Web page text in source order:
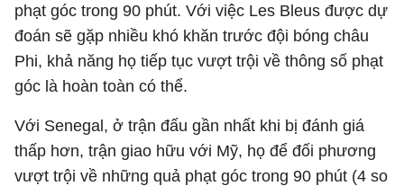
phạt góc trong 90 phút. Với việc Les Bleus được dự
đoán sẽ gặp nhiều khó khăn trước đội bóng châu
Phi, khả năng họ tiếp tục vượt trội về thông số phạt
góc là hoàn toàn có thể.
Với Senegal, ở trận đấu gần nhất khi bị đánh giá
thấp hơn, trận giao hữu với Mỹ, họ để đối phương
vượt trội về những quả phạt góc trong 90 phút (4 so